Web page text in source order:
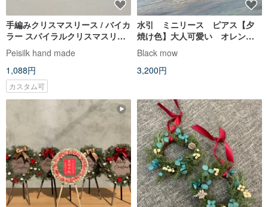
手編みクリスマスリース / バイカ
ラー スパイラルクリスマスリー
ス / ヤドリギ
Peisilk hand made
1,088円
カスタム可
水引 ミニリース ピアス【夕
焼け色】大人可愛い オレン
ジ ゴールド キラキラ
Black mow
3,200円